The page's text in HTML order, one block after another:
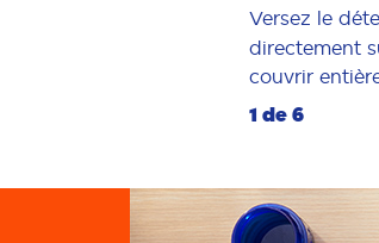
Versez le
directement
couvrir
1 de 6